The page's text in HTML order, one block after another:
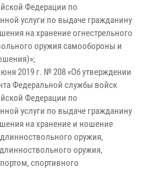
Федерации по
услуги по выдаче гражданину
на хранение огнестрельного
оружия самообороны и
2019 г. № 208 «Об утверждении
Федеральной службы войск
Федерации по
услуги по выдаче гражданину
на хранение и ношение
оружия,
оружия,
спортивного